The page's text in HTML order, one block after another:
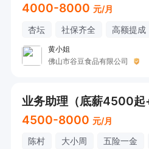
4000-8000 元/月
杏坛 社保齐全 高额提成
黄小姐
佛山市谷豆食品有限公司
业务助理（底薪4500起
4500-8000 元/月
陈村 大小周 五险一金